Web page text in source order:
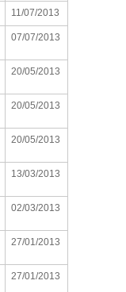
11/07/2013
07/07/2013
20/05/2013
20/05/2013
20/05/2013
13/03/2013
02/03/2013
27/01/2013
27/01/2013